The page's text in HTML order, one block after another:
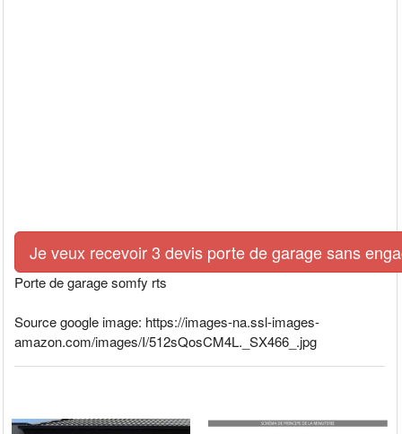
Je veux recevoir 3 devis porte de garage sans
Porte de garage somfy rts
Source google image: https://images-na.ssl-images-
amazon.com/images/I/512sQosCM4L._SX466_.jpg